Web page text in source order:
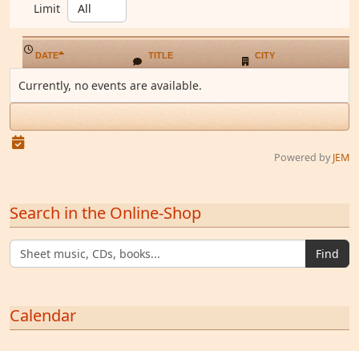
Limit
DATE TITLE CITY
Currently, no events are available.
Powered byJEM
Search in the Online-Shop
Find
Calendar